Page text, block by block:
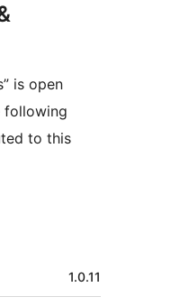
is open
following
to this
1.0.11